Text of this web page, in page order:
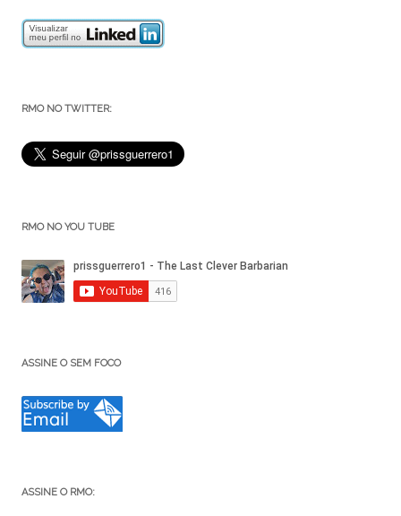
RMO NO TWITTER:
RMO NO YOU TUBE
ASSINE O SEM FOCO
ASSINE O RMO: